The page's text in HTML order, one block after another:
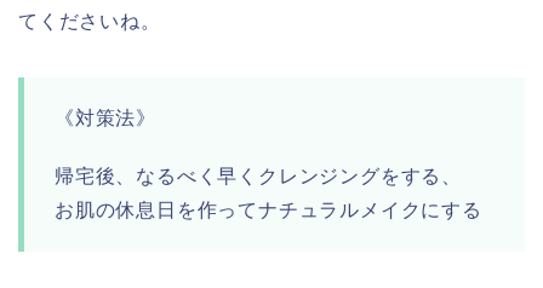
てくださいね。
《対策法》
帰宅後、なるべく早くクレンジングをする、
お肌の休息日を作ってナチュラルメイクにする